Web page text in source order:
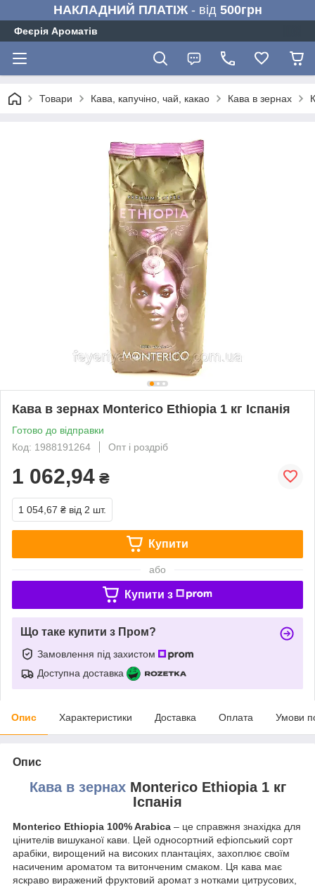
НАКЛАДНИЙ ПЛАТІЖ- від 500грн
Феєрія Ароматів
Товари Кава, капучіно, чай, какао Кава в зернах
Кава в зернах Monterico Ethiopia 1 кг Іспанія
Готово до відправки
Код: 1988191264
Опт і роздріб
1 062,94 ₴
1 054,67 ₴ від 2 шт.
Купити
або
Купити з
Що таке купити з Пром?
Замовлення під захистом
Доступна доставка
Опис Характеристики Доставка Оплата Умови
Опис
Кава в зернахMonterico Ethiopia 1 кг
Іспанія
Monterico Ethiopia 100% Arabica – це справжня знахідка для
цінителів вишуканої кави. Цей односортний ефіопський сорт
арабіки, вирощений на високих плантаціях, захоплює своїм
насиченим ароматом та витонченим смаком. Ця кава має
яскраво виражений фруктовий аромат з нотками цитрусових,